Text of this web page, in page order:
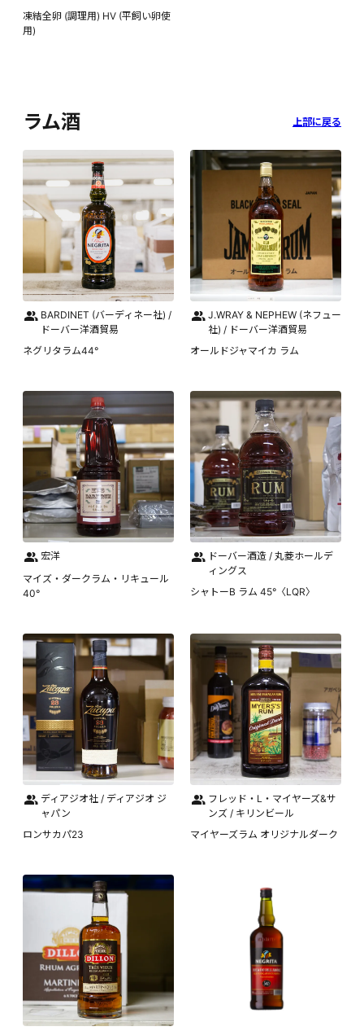
凍結全卵 (調理用) HV (平飼い卵使
用)
ラム酒 上部に戻る
BARDINET (バーディネー社) /
ドーバー洋酒貿易
ネグリタラム44°
J.WRAY & NEPHEW (ネフュー
社) / ドーバー洋酒貿易
オールドジャマイカ ラム
宏洋
マイズ・ダークラム・リキュール
40°
ドーバー酒造 / 丸菱ホールデ
ィングス
シャトーB ラム 45°〈LQR〉
ディアジオ社 / ディアジオ ジ
ャパン
ロンサカパ23
フレッド・L・マイヤーズ&サ
ンズ / キリンビール
マイヤーズラム オリジナルダーク